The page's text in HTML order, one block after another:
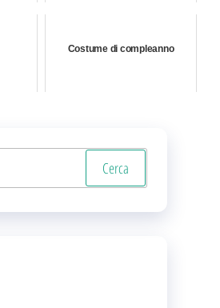
Costume di compleanno